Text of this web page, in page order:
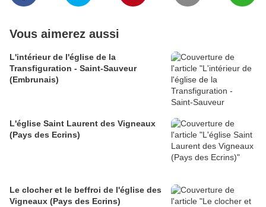
Vous aimerez aussi
L'intérieur de l'église de la
Transfiguration - Saint-Sauveur
(Embrunais)
L'église Saint Laurent des Vigneaux
(Pays des Ecrins)
Le clocher et le beffroi de l'église des
Vigneaux (Pays des Ecrins)